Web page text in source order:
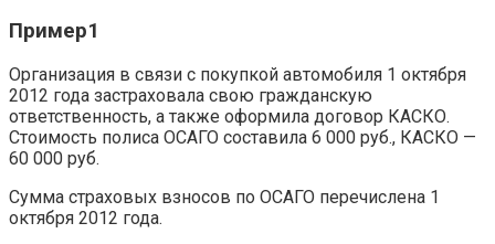
Пример1
Организация в связи с покупкой автомобиля 1 октября
2012 года застраховала свою гражданскую
ответственность, а также оформила договор КАСКО.
Стоимость полиса ОСАГО составила 6 000 руб., КАСКО —
60 000 руб.
Сумма страховых взносов по ОСАГО перечислена 1
октября 2012 года.